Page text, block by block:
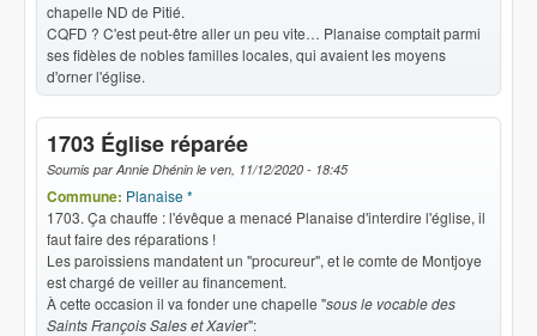
chapelle ND de Pitié.
CQFD ? C'est peut-être aller un peu vite… Planaise comptait parmi
ses fidèles de nobles familles locales, qui avaient les moyens
d'orner l'église.
1703 Église réparée
Soumis parAnnie Dhénin le ven, 11/12/2020 - 18:45
Commune: Planaise *
1703. Ça chauffe : l'évêque a menacé Planaise d'interdire l'église, il
faut faire des réparations !
Les paroissiens mandatent un "procureur", et le comte de Montjoye
est chargé de veiller au financement.
À cette occasion il va fonder une chapelle "sous le vocable des
Saints François Sales et Xavier":